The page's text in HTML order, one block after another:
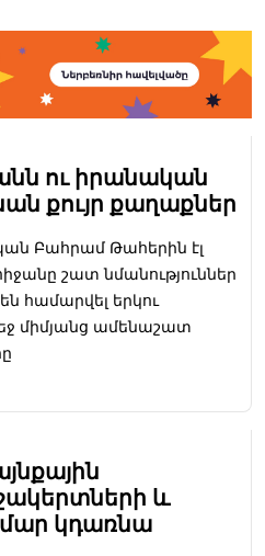
ու իրանական
քույր քաղաքներ
Բահրամ Թահերին էլ
շատ նմանություններ
համարվել երկու
միմյանց ամենաշատ
և
կդառնա